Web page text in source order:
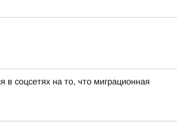
соцсетях на то, что миграционная